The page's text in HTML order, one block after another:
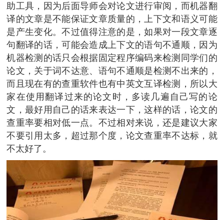
助工具，因为后面导师会对论文进行审阅，而机器翻
译的文章是不能保证文章质量的，上下文和语义可能
是产生变化。不过值得注意的是，如果对一段文章逐
句翻译的话，可能会造成上下文的语句不通顺，因为
机器检测的话只会根据固定程序编码来检测同学们的
论文，关于词不达意、语句不通顺是检测不出来的，
而且现在有的查重软件也有中英文互译检测，所以大
家在使用翻译过来的论文时，多读几遍自己写的论
文，最好用自己的话来表达一下，这样的话，论文的
查重率要相对低一点。不过相对来说，还是建议大家
不要引用太多，超过那个度，论文查重率不达标，就
不太好了。